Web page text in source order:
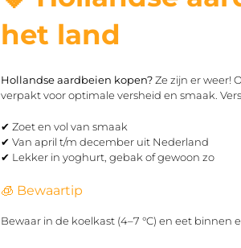
het land
Hollandse aardbeien kopen?Ze zijn er weer!
verpakt voor optimale versheid en smaak.
✔ Zoet en vol van smaak
✔ Van april t/m december uit Nederland
✔ Lekker in yoghurt, gebak of gewoon zo
🧊 Bewaartip
Bewaar in de koelkast (4–7 °C) en eet